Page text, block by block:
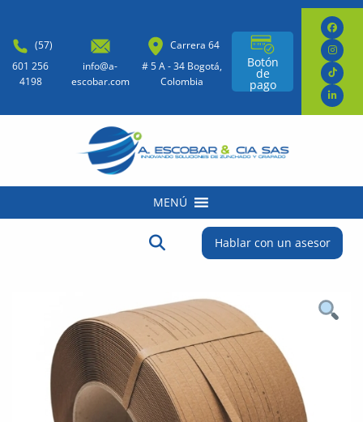
(57)
601 256
4198
info@a-
escobar.com
Carrera 64
# 5 A - 34 Bogotá,
Colombia
Botón
de
pago
MENÚ
Buscar:
Botón de búsqueda Hablar con un asesor